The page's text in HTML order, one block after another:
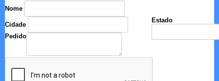
Nome
Cidade
Estado
Pedido